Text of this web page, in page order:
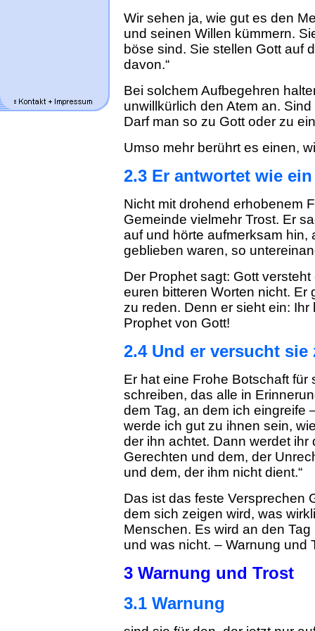
Wir sehen ja, wie gut es den
und seinen Willen kümmern.
böse sind. Sie stellen Gott auf
davon.“
Bei solchem Aufbegehren
unwillkürlich den Atem an.
Darf man so zu Gott oder zu
Umso mehr berührt es einen,
2.3 Er antwortet wie
Nicht mit drohend erhobenem
Gemeinde vielmehr Trost. Er
auf und hörte aufmerksam hin,
geblieben waren, so
Der Prophet sagt: Gott
euren bitteren Worten nicht.
zu reden. Denn er sieht ein:
Prophet von Gott!
2.4 Und er versucht sie
Er hat eine Frohe Botschaft für
schreiben, das alle in
dem Tag, an dem ich eingreife
werde ich gut zu ihnen sein,
der ihn achtet. Dann werdet
Gerechten und dem, der
und dem, der ihm nicht dient.“
Das ist das feste Versprechen
dem sich zeigen wird, was
Menschen. Es wird an den
und was nicht. – Warnung und
3 Warnung und Trost
3.1 Warnung